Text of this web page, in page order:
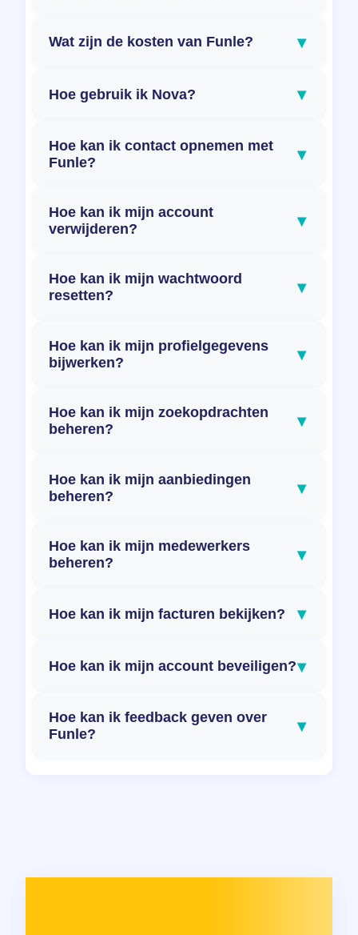
Wat zijn de kosten van Funle? ▾
Hoe gebruik ik Nova? ▾
Hoe kan ik contact opnemen met
Funle?
▾
Hoe kan ik mijn account
verwijderen?
▾
Hoe kan ik mijn wachtwoord
resetten?
▾
Hoe kan ik mijn profielgegevens
bijwerken?
▾
Hoe kan ik mijn zoekopdrachten
beheren?
▾
Hoe kan ik mijn aanbiedingen
beheren?
▾
Hoe kan ik mijn medewerkers
beheren?
▾
Hoe kan ik mijn facturen bekijken? ▾
Hoe kan ik mijn account beveiligen?▾
Hoe kan ik feedback geven over
Funle?
▾